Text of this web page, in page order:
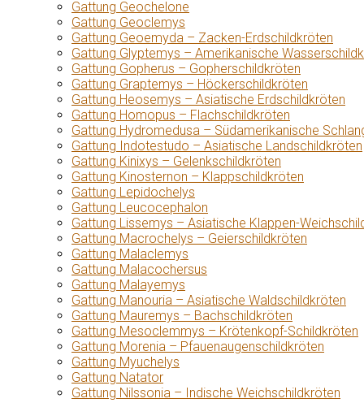
Gattung Geochelone
Gattung Geoclemys
Gattung Geoemyda – Zacken-Erdschildkröten
Gattung Glyptemys – Amerikanische
Gattung Gopherus – Gopherschildkröten
Gattung Graptemys – Höckerschildkröten
Gattung Heosemys – Asiatische Erdschildkröten
Gattung Homopus – Flachschildkröten
Gattung Hydromedusa – Südamerikanische
Gattung Indotestudo – Asiatische Landschildkröten
Gattung Kinixys – Gelenkschildkröten
Gattung Kinosternon – Klappschildkröten
Gattung Lepidochelys
Gattung Leucocephalon
Gattung Lissemys – Asiatische Klappen-
Gattung Macrochelys – Geierschildkröten
Gattung Malaclemys
Gattung Malacochersus
Gattung Malayemys
Gattung Manouria – Asiatische Waldschildkröten
Gattung Mauremys – Bachschildkröten
Gattung Mesoclemmys – Krötenkopf-Schildkröten
Gattung Morenia – Pfauenaugenschildkröten
Gattung Myuchelys
Gattung Natator
Gattung Nilssonia – Indische Weichschildkröten